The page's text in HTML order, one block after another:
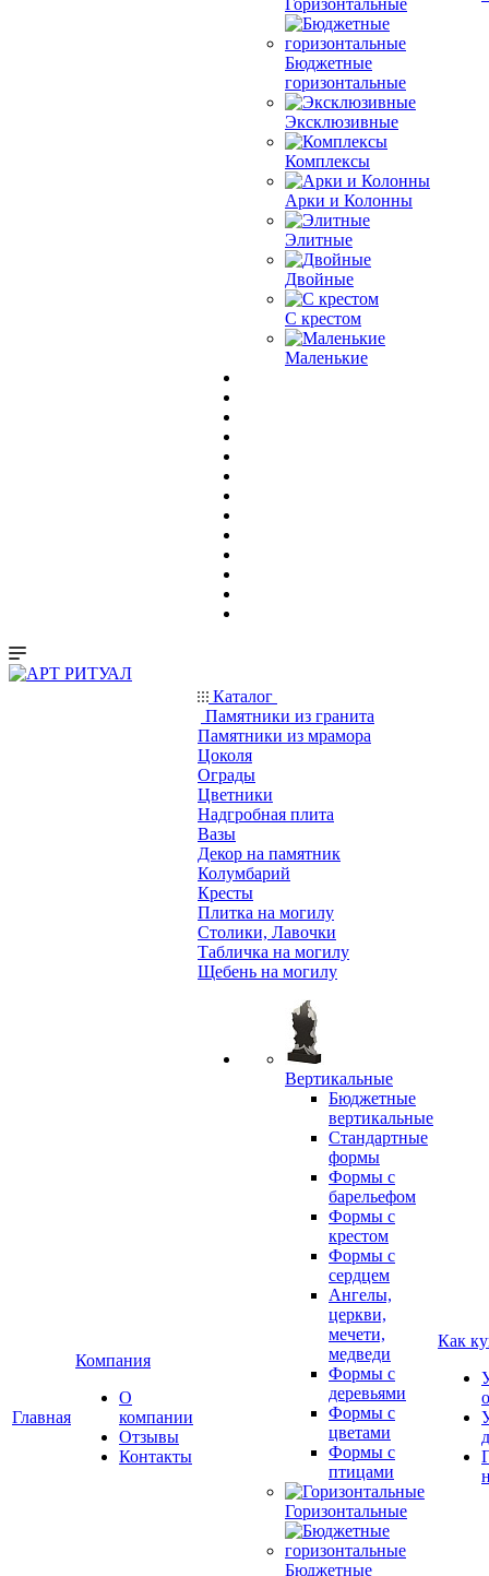
Горизонтальные
Бюджетные
горизонтальные
Эксклюзивные
Комплексы
Арки и Колонны
Элитные
Двойные
С крестом
Маленькие
Главная
Компания
О
компании
Отзывы
Контакты
Каталог
Памятники из гранита
Памятники из мрамора
Цоколя
Ограды
Цветники
Надгробная плита
Вазы
Декор на памятник
Колумбарий
Кресты
Плитка на могилу
Столики, Лавочки
Табличка на могилу
Щебень на могилу
Вертикальные
Бюджетные
вертикальные
Стандартные
формы
Формы с
барельефом
Формы с
крестом
Формы с
сердцем
Ангелы,
церкви,
мечети,
медведи
Формы с
деревьями
Формы с
цветами
Формы с
птицами
Горизонтальные
Бюджетные
Как